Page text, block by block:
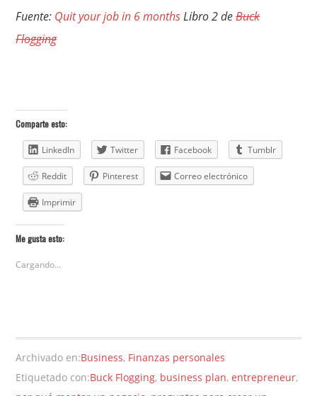
Fuente: Quit your job in 6 monthsLibro 2 deBuck
Flogging
Comparte esto:
LinkedIn Twitter Facebook Tumblr
Reddit Pinterest Correo electrónico
Imprimir
Me gusta esto:
Cargando...
Archivado en:Business, Finanzas personales
Etiquetado con:Buck Flogging, business plan,entrepreneur,